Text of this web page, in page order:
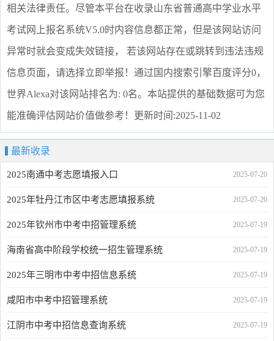
相关法律责任。尽管本平台在收录山东省普通高中学业水平
考试网上报名系统V5.0时内容信息都正常，但是该网站访问
异常时就会变成失效链接， 若该网站存在或跳转到违法违规
信息页面，请选择立即举报 ！通过国内搜索引擎百度评分0，
世界Alexa对该网站排名为: 0名。本站提供的基础数据可为您
能准确评估网站价值做参考！ 更新时间:2025-11-02
最新收录
2025-07-20
2025南通中考志愿填报入口
2025-07-20
2025年牡丹江市区中考志愿填报系统
2025-07-19
2025年钦州市中考中招管理系统
2025-07-19
海南省高中阶段学校统一招生管理系统
2025-07-19
2025年三明市中考中招信息系统
2025-07-19
咸阳市中考中招管理系统
2025-07-19
江阴市中考中招信息查询系统